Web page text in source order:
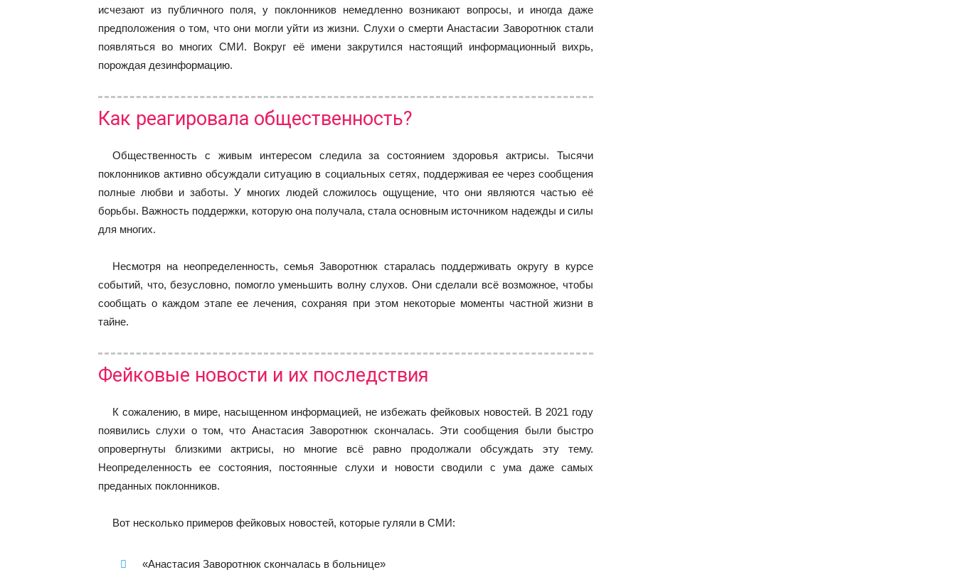
исчезают из публичного поля, у поклонников немедленно возникают вопросы, и иногда даже
предположения о том, что они могли уйти из жизни. Слухи о смерти Анастасии Заворотнюк стали
появляться во многих СМИ. Вокруг её имени закрутился настоящий информационный вихрь,
порождая дезинформацию.
Как реагировала общественность?
Общественность с живым интересом следила за состоянием здоровья актрисы. Тысячи
поклонников активно обсуждали ситуацию в социальных сетях, поддерживая ее через сообщения
полные любви и заботы. У многих людей сложилось ощущение, что они являются частью её
борьбы. Важность поддержки, которую она получала, стала основным источником надежды и силы
для многих.
Несмотря на неопределенность, семья Заворотнюк старалась поддерживать округу в курсе
событий, что, безусловно, помогло уменьшить волну слухов. Они сделали всё возможное, чтобы
сообщать о каждом этапе ее лечения, сохраняя при этом некоторые моменты частной жизни в
тайне.
Фейковые новости и их последствия
К сожалению, в мире, насыщенном информацией, не избежать фейковых новостей. В 2021 году
появились слухи о том, что Анастасия Заворотнюк скончалась. Эти сообщения были быстро
опровергнуты близкими актрисы, но многие всё равно продолжали обсуждать эту тему.
Неопределенность ее состояния, постоянные слухи и новости сводили с ума даже самых
преданных поклонников.
Вот несколько примеров фейковых новостей, которые гуляли в СМИ:
«Анастасия Заворотнюк скончалась в больнице»